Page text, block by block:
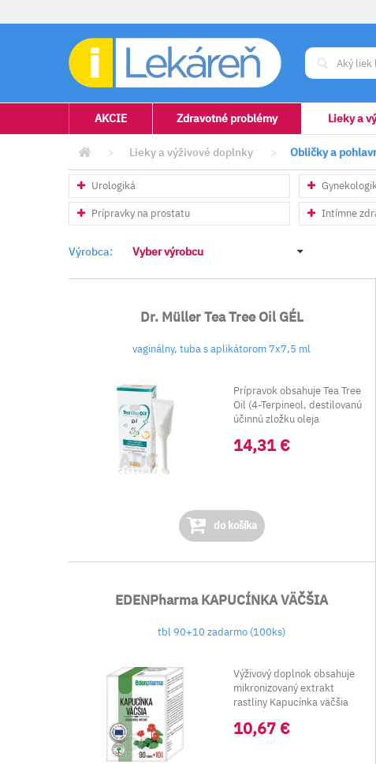
AKCIE Zdravotné problémy Lieky a
> Lieky a výživové doplnky > Obličky a
Urologiká
Prípravky na prostatu Intímne
Výrobca: Vyber výrobcu
Dr. Müller Tea Tree Oil GÉL
vaginálny, tuba s aplikátorom 7x7,5 ml
Prípravok obsahuje Tea Tree
Oil (4-Terpineol, destilovanú
účinnú zložku oleja
14,31 €
do košíka
EDENPharma KAPUCÍNKA VÄČŠIA
tbl 90+10 zadarmo (100ks)
Výživový doplnok obsahuje
mikronizovaný extrakt
rastliny Kapucínka väčšia
10,67 €